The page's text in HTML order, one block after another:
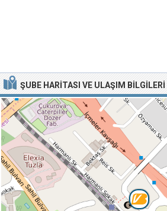
ŞUBE HARITASI VE ULAŞIM BILGILERI